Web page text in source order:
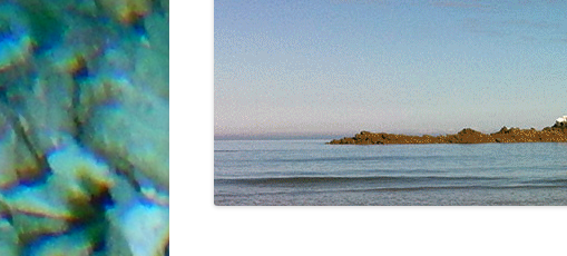
DYNAMIQUE OCÉAN
ÉCOSYSTÈMES
IMPACTS CUMULÉS
DOSSIERS GÉNÉRAUX
HYDROLIEN NOS